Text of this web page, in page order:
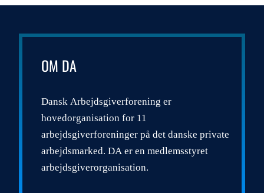
OM DA
Dansk Arbejdsgiverforening er
hovedorganisation for 11
arbejdsgiverforeninger på det danske private
arbejdsmarked. DA er en medlemsstyret
arbejdsgiverorganisation.